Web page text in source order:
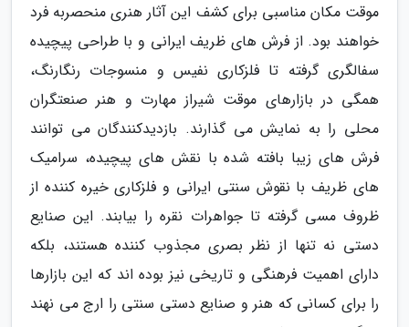
موقت مکان مناسبی برای کشف این آثار هنری منحصربه فرد
خواهند بود. از فرش های ظریف ایرانی و با طراحی پیچیده
سفالگری گرفته تا فلزکاری نفیس و منسوجات رنگارنگ،
همگی در بازارهای موقت شیراز مهارت و هنر صنعتگران
محلی را به نمایش می گذارند. بازدیدکنندگان می توانند
فرش های زیبا بافته شده با نقش های پیچیده، سرامیک
های ظریف با نقوش سنتی ایرانی و فلزکاری خیره کننده از
ظروف مسی گرفته تا جواهرات نقره را بیابند. این صنایع
دستی نه تنها از نظر بصری مجذوب کننده هستند، بلکه
دارای اهمیت فرهنگی و تاریخی نیز بوده اند که این بازارها
را برای کسانی که هنر و صنایع دستی سنتی را ارج می نهند